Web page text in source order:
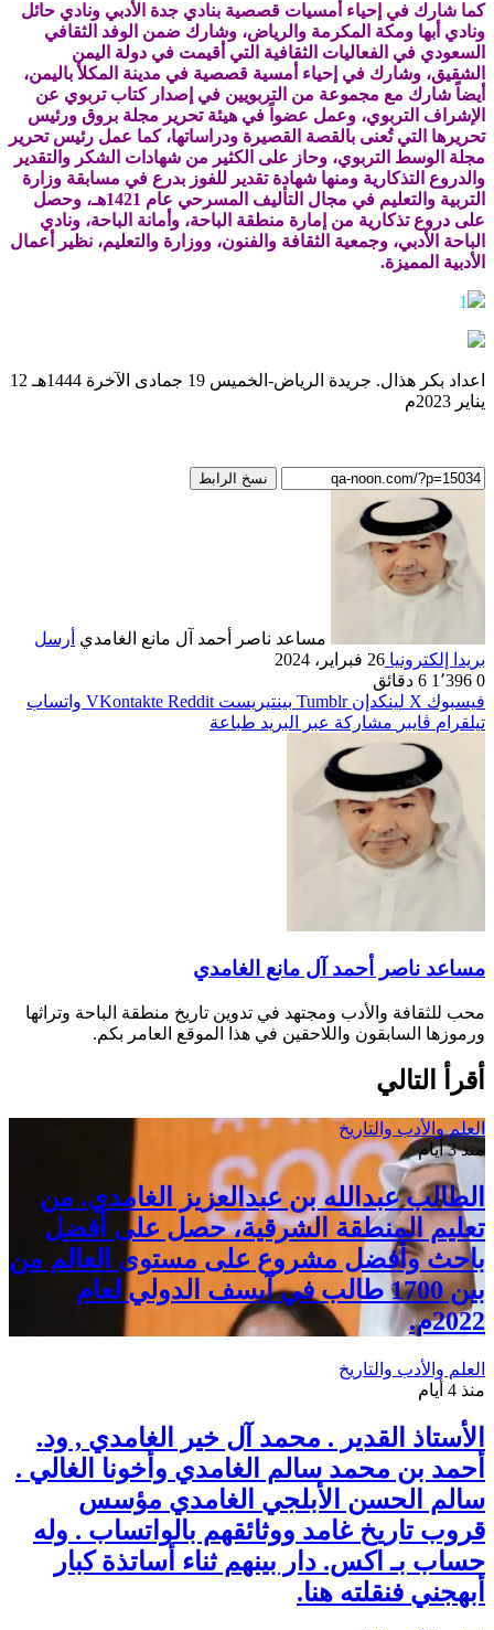
كما شارك في إحياء أمسيات قصصية بنادي جدة الأدبي ونادي حائل
ونادي أبها ومكة المكرمة والرياض، وشارك ضمن الوفد الثقافي
السعودي في الفعاليات الثقافية التي أقيمت في دولة اليمن
الشقيق، وشارك في إحياء أمسية قصصية في مدينة المكلأ باليمن،
أيضاً شارك مع مجموعة من التربويين في إصدار كتاب تربوي عن
الإشراف التربوي، وعمل عضواً في هيئة تحرير مجلة بروق ورئيس
تحريرها التي تُعنى بالقصة القصيرة ودراساتها، كما عمل رئيس تحرير
مجلة الوسط التربوي، وحاز على الكثير من شهادات الشكر والتقدير
والدروع التذكارية ومنها شهادة تقدير للفوز بدرع في مسابقة وزارة
التربية والتعليم في مجال التأليف المسرحي عام 1421هـ، وحصل
على دروع تذكارية من إمارة منطقة الباحة، وأمانة الباحة، ونادي
الباحة الأدبي، وجمعية الثقافة والفنون، ووزارة والتعليم، نظير أعمال
الأدبية المميزة.
1
اعداد بكر هذال. جريدة الرياض-الخميس 19 جمادى الآخرة 1444هـ 12
يناير 2023م
نسخ الرابط
مساعد ناصر أحمد آل مانع الغامدي أرسل
بريدا إلكترونيا 26 فبراير، 2024
0
6 دقائق
فيسبوك ‫X لينكدإن بينتيريست
واتساب
تيلقرام ڤايبر مشاركة عبر البريد طباعة
مساعد ناصر أحمد آل مانع الغامدي
محب للثقافة والأدب ومجتهد في تدوين تاريخ منطقة الباحة وتراثها
ورموزها السابقون واللاحقين في هذا الموقع العامر بكم.
أقرأ التالي
العلم والأدب والتاريخ
منذ 3 أيام
الطالب عبدالله بن عبدالعزيز الغامدي. من
تعليم المنطقة الشرقية، حصل على أفضل
باحث وأفضل مشروع على مستوى العالم من
بين 1700 طالب في آيسف الدولي لعام
2022م.
العلم والأدب والتاريخ
منذ 4 أيام
الأستاذ القدير . محمد آل خير الغامدي , ود.
أحمد بن محمد سالم الغامدي وأخونا الغالي .
سالم الحسن الأبلجي الغامدي مؤسس
قروب تاريخ غامد ووثائقهم بالواتساب . وله
حساب بـ اكس. دار بينهم ثناء أساتذة كبار
أبهجني فنقلته هنا.